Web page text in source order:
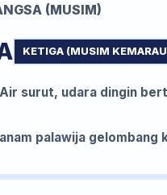
(MUSIM)
KETIGA (MUSIM
Air surut, udara dingin
palawija gelombang